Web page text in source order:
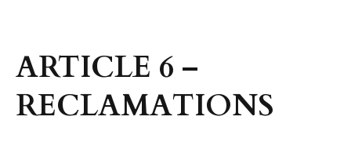
ARTICLE 6 –
RECLAMATIONS